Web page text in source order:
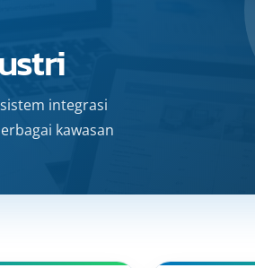
integrasi
kawasan